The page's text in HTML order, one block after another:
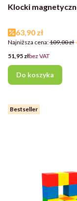
Klocki
Cena promocyjna
63,90 zł
Najniższa cena:109,00 zł
Cena
51,95 złbez VAT
Do koszyka
Bestseller